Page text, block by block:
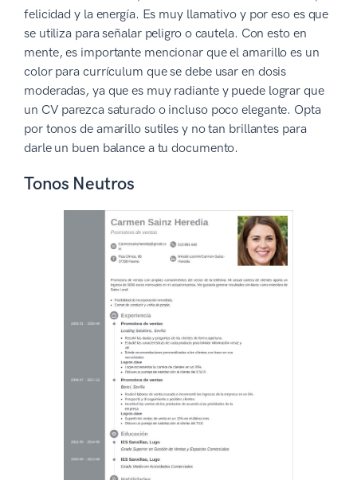
felicidad y la energía. Es muy llamativo y por eso es que
se utiliza para señalar peligro o cautela. Con esto en
mente, es importante mencionar que el amarillo es un
color para currículum que se debe usar en dosis
moderadas, ya que es muy radiante y puede lograr que
un CV parezca saturado o incluso poco elegante. Opta
por tonos de amarillo sutiles y no tan brillantes para
darle un buen balance a tu documento.
Tonos Neutros